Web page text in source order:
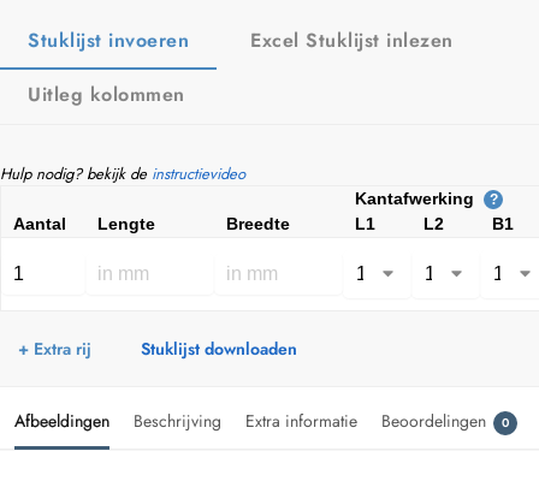
Stuklijst invoeren
Excel Stuklijst inlezen
Uitleg kolommen
Hulp nodig? bekijk de instructievideo
Kantafwerking ?
Aantal Lengte Breedte L1 L2 B1
+ Extra rij Stuklijst downloaden
Afbeeldingen Beschrijving Extra informatie Beoordelingen 0